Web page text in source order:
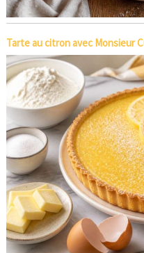
Tarte au citron avec Monsieur